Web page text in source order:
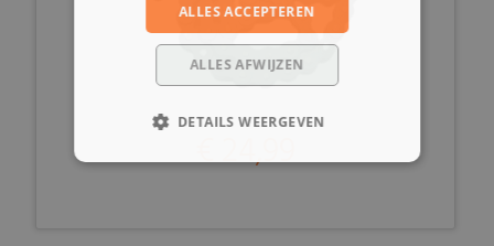
€ 24,99
ALLES ACCEPTEREN
ALLES AFWIJZEN
DETAILS WEERGEVEN